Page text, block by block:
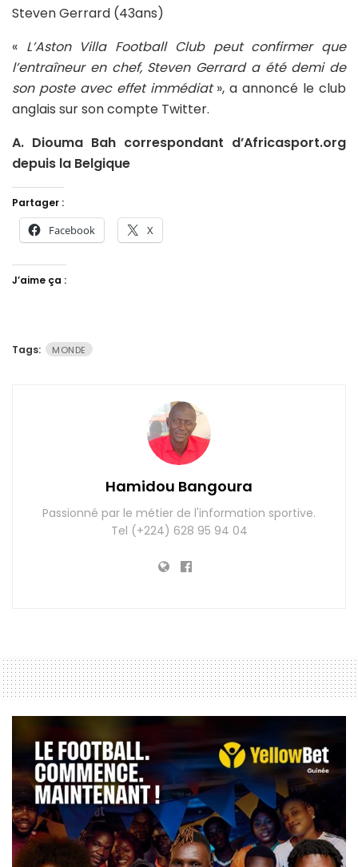
Steven Gerrard (43ans)
« L’Aston Villa Football Club peut confirmer que
l’entraîneur en chef, Steven Gerrard a été demi de
son poste avec effet immédiat», a annoncé le club
anglais sur son compte Twitter.
A. Diouma Bah correspondant d’Africasport.org
depuis la Belgique
Partager :
Facebook X
J’aime ça :
Tags: MONDE
Hamidou Bangoura
Passionné par le métier de l'information sportive.
Tel (+224) 628 95 94 04